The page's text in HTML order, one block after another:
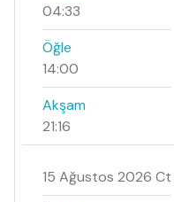
04:33
Öğle
14:00
Akşam
21:16
15 Ağustos 2026 Ct